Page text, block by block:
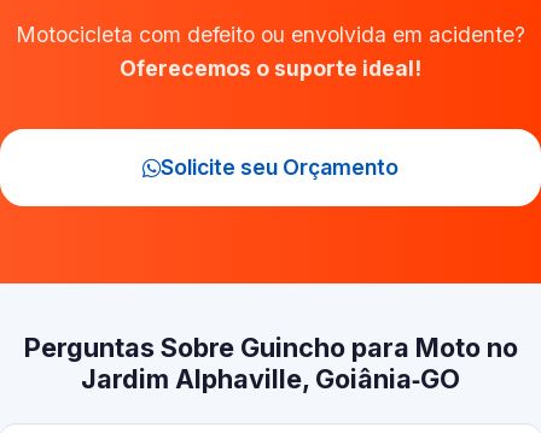
Motocicleta com defeito ou envolvida em acidente?
Oferecemos o suporte ideal!
Solicite seu Orçamento
Perguntas Sobre Guincho para Moto no
Jardim Alphaville, Goiânia‑GO